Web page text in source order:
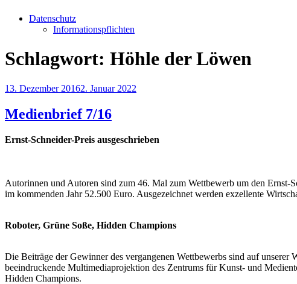
Datenschutz
Informationspflichten
Schlagwort: Höhle der Löwen
Veröffentlicht
13. Dezember 20162. Januar 2022
Medienbrief 7/16
Ernst-Schneider-Preis ausgeschrieben
Autorinnen und Autoren sind zum 46. Mal zum Wettbewerb um den Ernst-
im kommenden Jahr 52.500 Euro. Ausgezeichnet werden exzellente
Roboter, Grüne Soße, Hidden Champions
Die Beiträge der Gewinner des vergangenen Wettbewerbs sind auf unserer
beeindruckende Multimediaprojektion des Zentrums für Kunst- und
Hidden Champions.